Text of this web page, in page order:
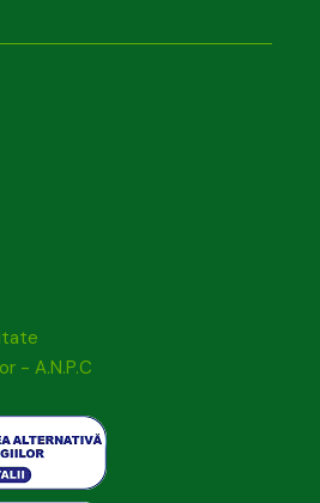
- A.N.P.C